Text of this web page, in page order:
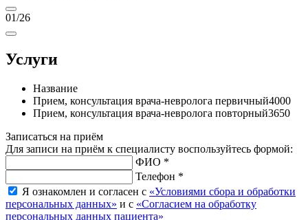
01/26
Услуги
Название
Прием, консультация врача-невролога первичный4000
Прием, консультация врача-невролога повторный3650
Записаться на приём
Для записи на приём к специалисту воспользуйтесь формой:
ФИО *
Телефон *
Я ознакомлен и согласен с «Условиями сбора и обработки
персональных данных» и с «Согласием на обработку
персональных данных пациента»